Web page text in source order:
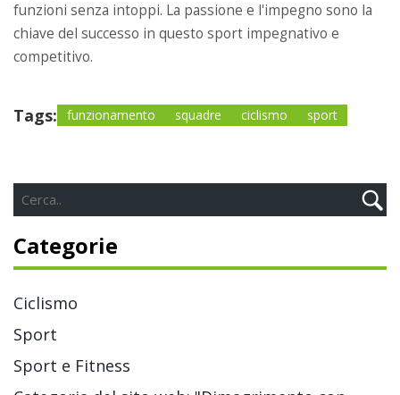
funzioni senza intoppi. La passione e l'impegno sono la
chiave del successo in questo sport impegnativo e
competitivo.
Tags: funzionamento squadre ciclismo sport
Categorie
Ciclismo
Sport
Sport e Fitness